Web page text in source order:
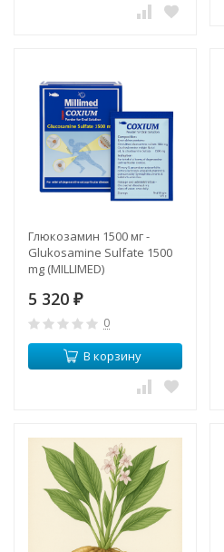
Глюкозамин 1500 мг -
Glukosamine Sulfate 1500
mg (MILLIMED)
5 320 ₽
0
В корзину